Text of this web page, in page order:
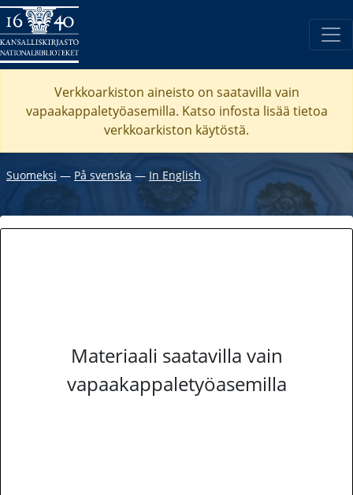
Verkkoarkiston aineisto on saatavilla vain
vapaakappaletyöasemilla. Katso infosta lisää tietoa
verkkoarkiston käytöstä.
Suomeksi ― På svenska ― In English
Materiaali saatavilla vain
vapaakappaletyöasemilla